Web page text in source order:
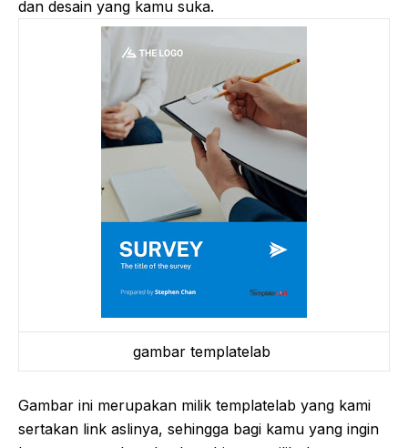
dan desain yang kamu suka.
gambar templatelab
Gambar ini merupakan milik templatelab yang kami
sertakan link aslinya, sehingga bagi kamu yang ingin